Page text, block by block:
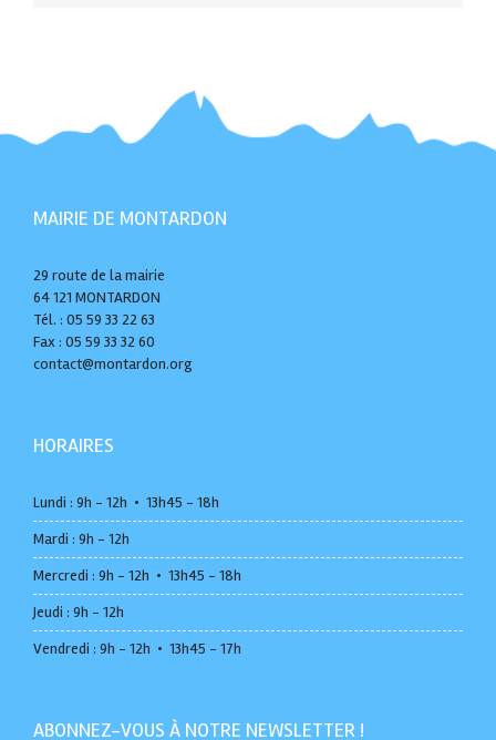
MAIRIE DE MONTARDON
29 route de la mairie
64 121 MONTARDON
Tél. : 05 59 33 22 63
Fax : 05 59 33 32 60
contact@montardon.org
HORAIRES
Lundi : 9h - 12h • 13h45 - 18h
Mardi : 9h - 12h
Mercredi : 9h - 12h • 13h45 - 18h
Jeudi : 9h - 12h
Vendredi : 9h - 12h • 13h45 - 17h
ABONNEZ-VOUS À NOTRE NEWSLETTER !